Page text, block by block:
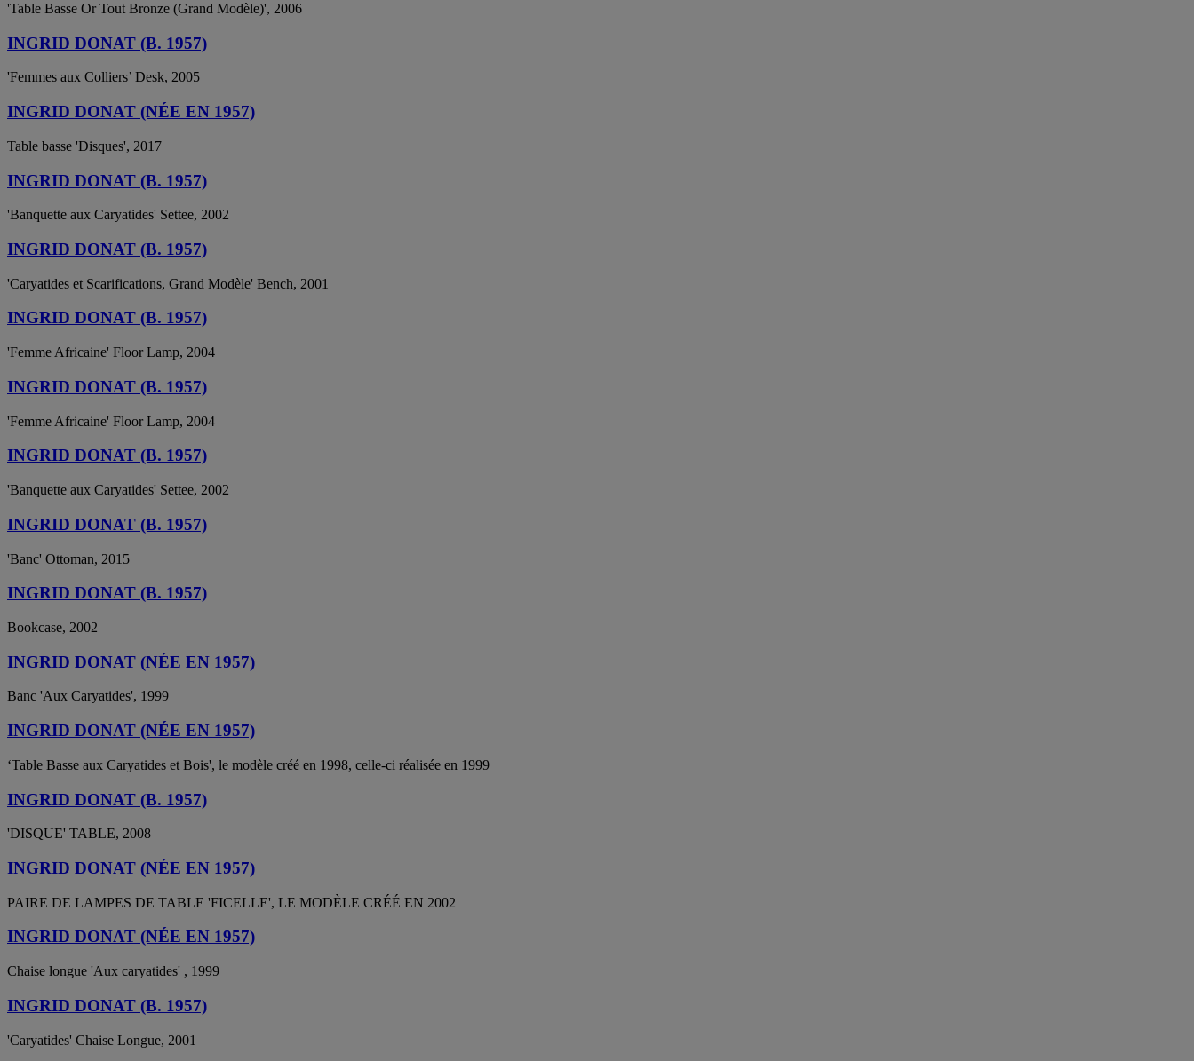
'Table Basse Or Tout Bronze (Grand Modèle)', 2006
INGRID DONAT (B. 1957)
'Femmes aux Colliers’ Desk, 2005
INGRID DONAT (NÉE EN 1957)
Table basse 'Disques', 2017
INGRID DONAT (B. 1957)
'Banquette aux Caryatides' Settee, 2002
INGRID DONAT (B. 1957)
'Caryatides et Scarifications, Grand Modèle' Bench, 2001
INGRID DONAT (B. 1957)
'Femme Africaine' Floor Lamp, 2004
INGRID DONAT (B. 1957)
'Femme Africaine' Floor Lamp, 2004
INGRID DONAT (B. 1957)
'Banquette aux Caryatides' Settee, 2002
INGRID DONAT (B. 1957)
'Banc' Ottoman, 2015
INGRID DONAT (B. 1957)
Bookcase, 2002
INGRID DONAT (NÉE EN 1957)
Banc 'Aux Caryatides', 1999
INGRID DONAT (NÉE EN 1957)
‘Table Basse aux Caryatides et Bois', le modèle créé en 1998, celle-ci réalisée en 1999
INGRID DONAT (B. 1957)
'DISQUE' TABLE, 2008
INGRID DONAT (NÉE EN 1957)
PAIRE DE LAMPES DE TABLE 'FICELLE', LE MODÈLE CRÉÉ EN 2002
INGRID DONAT (NÉE EN 1957)
Chaise longue 'Aux caryatides' , 1999
INGRID DONAT (B. 1957)
'Caryatides' Chaise Longue, 2001